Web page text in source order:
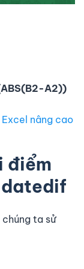
A2))
Excel nâng cao
điểm
datedif
ta sử